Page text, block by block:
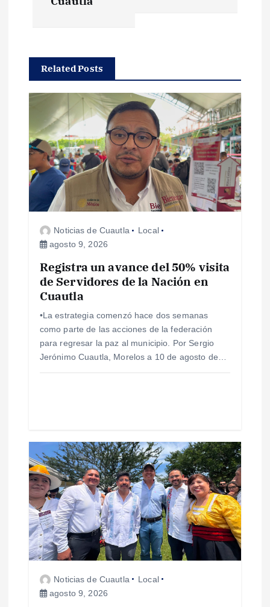
a
c
ó
n
d
a
s
Related Posts
Noticias de Cuautla
Local
agosto 9, 2026
Registra un avance del 50% visita
de Servidores de la Nación en
Cuautla
•La estrategia comenzó hace dos semanas
como parte de las acciones de la federación
para regresar la paz al municipio. Por Sergio
Jerónimo Cuautla, Morelos a 10 de agosto de…
Noticias de Cuautla
Local
agosto 9, 2026